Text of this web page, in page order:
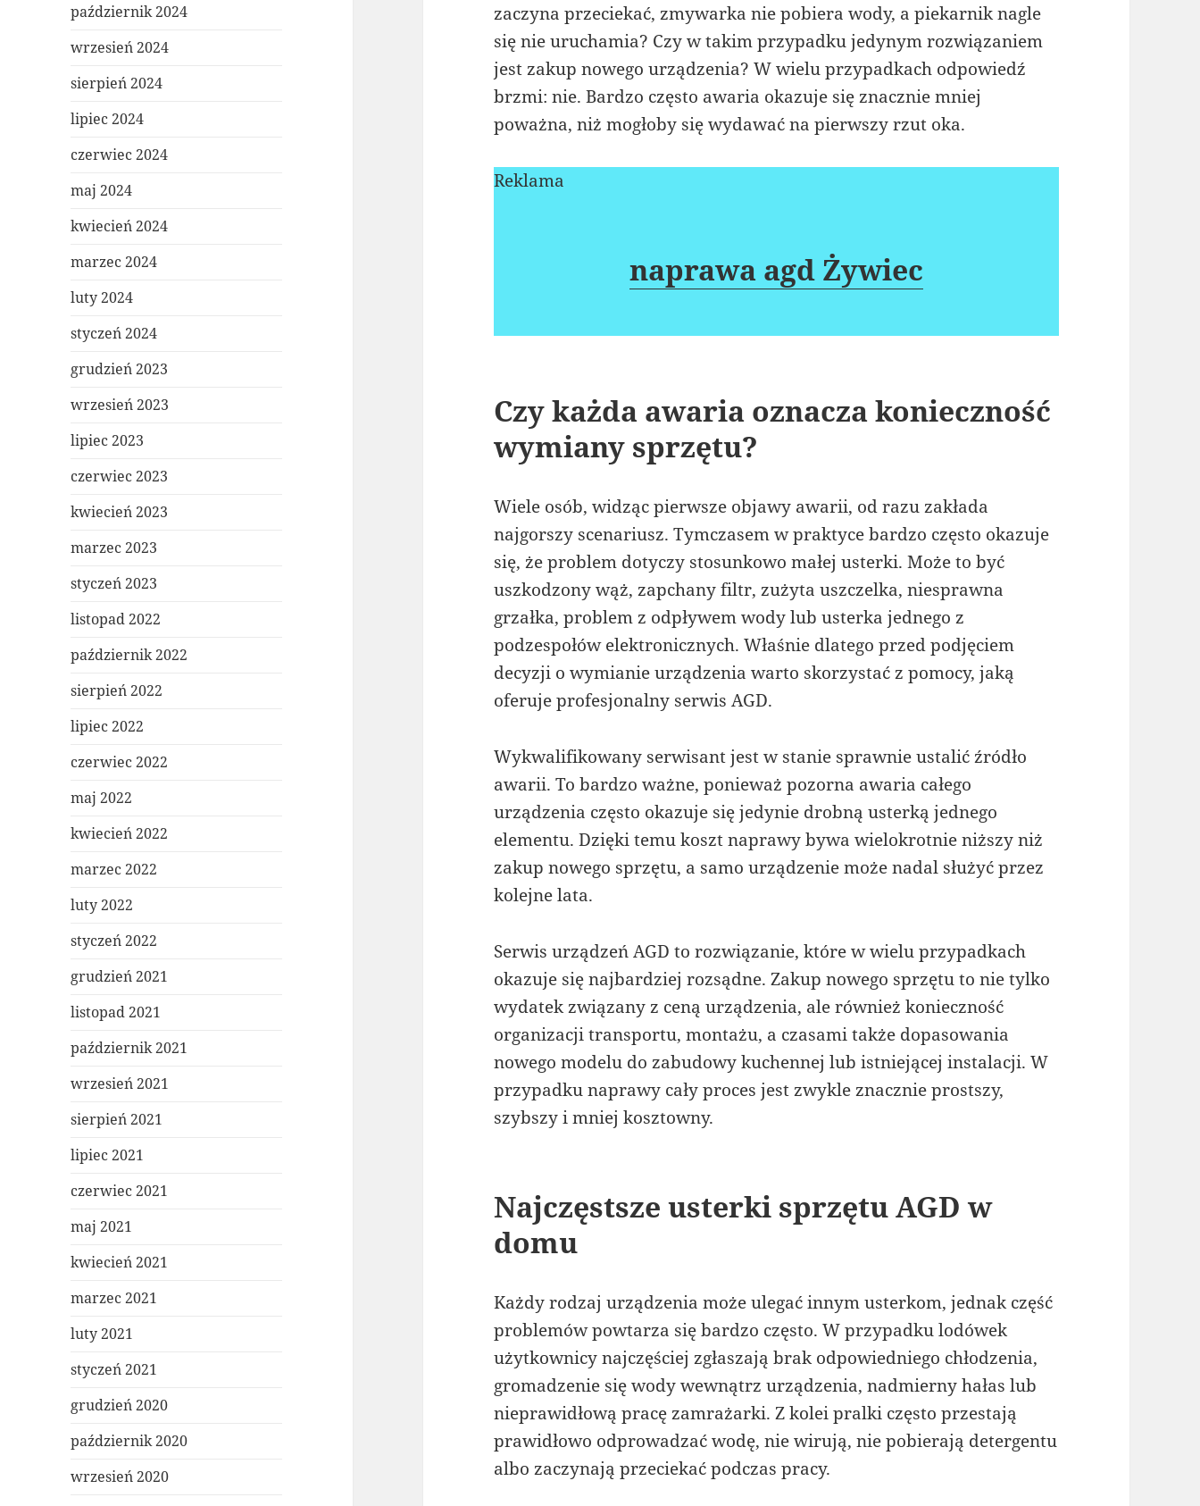
październik 2024
wrzesień 2024
sierpień 2024
lipiec 2024
czerwiec 2024
maj 2024
kwiecień 2024
marzec 2024
luty 2024
styczeń 2024
grudzień 2023
wrzesień 2023
lipiec 2023
czerwiec 2023
kwiecień 2023
marzec 2023
styczeń 2023
listopad 2022
październik 2022
sierpień 2022
lipiec 2022
czerwiec 2022
maj 2022
kwiecień 2022
marzec 2022
luty 2022
styczeń 2022
grudzień 2021
listopad 2021
październik 2021
wrzesień 2021
sierpień 2021
lipiec 2021
czerwiec 2021
maj 2021
kwiecień 2021
marzec 2021
luty 2021
styczeń 2021
grudzień 2020
październik 2020
wrzesień 2020
zaczyna przeciekać, zmywarka nie pobiera wody, a piekarnik nagle
się nie uruchamia? Czy w takim przypadku jedynym rozwiązaniem
jest zakup nowego urządzenia? W wielu przypadkach odpowiedź
brzmi: nie. Bardzo często awaria okazuje się znacznie mniej
poważna, niż mogłoby się wydawać na pierwszy rzut oka.
Reklama
naprawa agd Żywiec
Czy każda awaria oznacza konieczność
wymiany sprzętu?
Wiele osób, widząc pierwsze objawy awarii, od razu zakłada
najgorszy scenariusz. Tymczasem w praktyce bardzo często okazuje
się, że problem dotyczy stosunkowo małej usterki. Może to być
uszkodzony wąż, zapchany filtr, zużyta uszczelka, niesprawna
grzałka, problem z odpływem wody lub usterka jednego z
podzespołów elektronicznych. Właśnie dlatego przed podjęciem
decyzji o wymianie urządzenia warto skorzystać z pomocy, jaką
oferuje profesjonalny serwis AGD.
Wykwalifikowany serwisant jest w stanie sprawnie ustalić źródło
awarii. To bardzo ważne, ponieważ pozorna awaria całego
urządzenia często okazuje się jedynie drobną usterką jednego
elementu. Dzięki temu koszt naprawy bywa wielokrotnie niższy niż
zakup nowego sprzętu, a samo urządzenie może nadal służyć przez
kolejne lata.
Serwis urządzeń AGD to rozwiązanie, które w wielu przypadkach
okazuje się najbardziej rozsądne. Zakup nowego sprzętu to nie tylko
wydatek związany z ceną urządzenia, ale również konieczność
organizacji transportu, montażu, a czasami także dopasowania
nowego modelu do zabudowy kuchennej lub istniejącej instalacji. W
przypadku naprawy cały proces jest zwykle znacznie prostszy,
szybszy i mniej kosztowny.
Najczęstsze usterki sprzętu AGD w
domu
Każdy rodzaj urządzenia może ulegać innym usterkom, jednak część
problemów powtarza się bardzo często. W przypadku lodówek
użytkownicy najczęściej zgłaszają brak odpowiedniego chłodzenia,
gromadzenie się wody wewnątrz urządzenia, nadmierny hałas lub
nieprawidłową pracę zamrażarki. Z kolei pralki często przestają
prawidłowo odprowadzać wodę, nie wirują, nie pobierają detergentu
albo zaczynają przeciekać podczas pracy.